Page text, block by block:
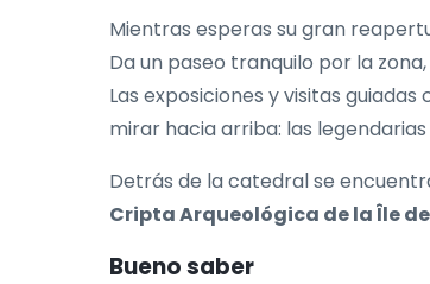
Mientras esperas su gran
Da un paseo tranquilo por la
Las exposiciones y visitas
mirar hacia arriba: las
Detrás de la catedral se
Cripta Arqueológica de la Île
Bueno saber